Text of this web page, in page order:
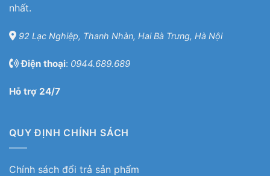
nhất.
92 Lạc Nghiệp, Thanh Nhàn, Hai Bà Trưng, Hà Nội
Điện thoại: 0944.689.689
Hỗ trợ 24/7
QUY ĐỊNH CHÍNH SÁCH
Chính sách đổi trả sản phẩm